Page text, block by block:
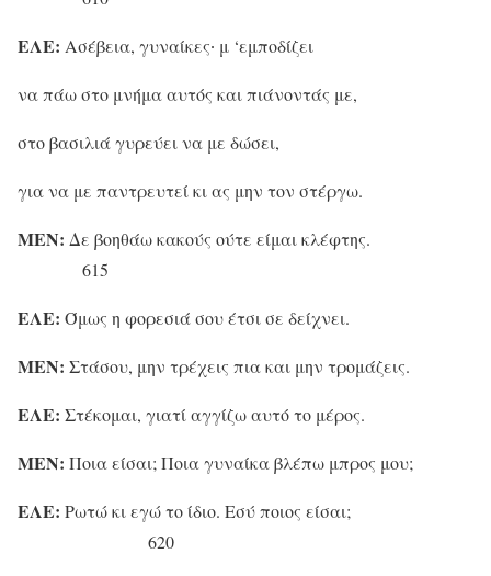
ΕΛΕ: Ασέβεια, γυναίκες∙ μ ‘εμποδίζει
να πάω στο μνήμα αυτός και πιάνοντάς με,
στο βασιλιά γυρεύει να με δώσει,
για να με παντρευτεί κι ας μην τον στέργω.
ΜΕΝ: Δε βοηθάω κακούς ούτε είμαι κλέφτης.
615
ΕΛΕ: Όμως η φορεσιά σου έτσι σε δείχνει.
ΜΕΝ: Στάσου, μην τρέχεις πια και μην τρομάζεις.
ΕΛΕ: Στέκομαι, γιατί αγγίζω αυτό το μέρος.
ΜΕΝ: Ποια είσαι; Ποια γυναίκα βλέπω μπρος μου;
ΕΛΕ: Ρωτώ κι εγώ το ίδιο. Εσύ ποιος είσαι;
620